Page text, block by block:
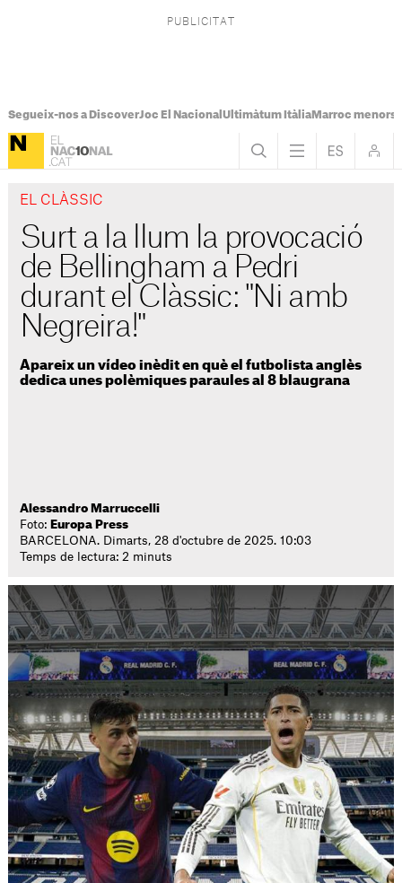
Segueix-nos a DiscoverJoc El Nacional Ultimàtum ItàliaMarroc menors
EL CLÀSSIC
Surt a la llum la provocació
de Bellingham a Pedri
durant el Clàssic: "Ni amb
Negreira!"
Apareix un vídeo inèdit en què el futbolista anglès
dedica unes polèmiques paraules al 8 blaugrana
Alessandro Marruccelli
Foto: Europa Press
BARCELONA. Dimarts, 28 d'octubre de 2025. 10:03
Temps de lectura: 2 minuts